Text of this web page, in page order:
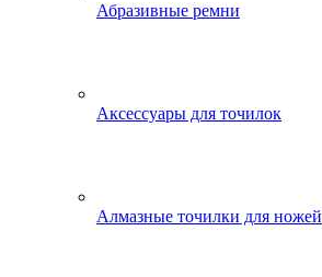
Абразивные ремни
Аксессуары для точилок
Алмазные точилки для ножей